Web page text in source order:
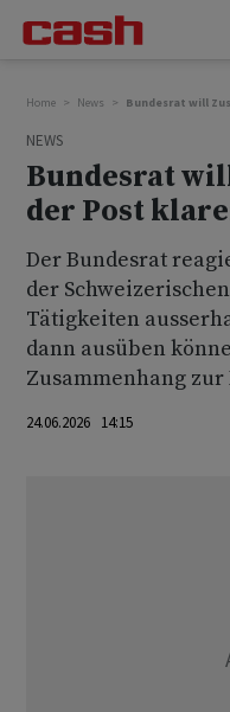
Home News Bundesrat will
NEWS
Bundesrat
der Post
Der Bundesrat
der
Tätigkeiten
dann ausüben
Zusammenhang
24.06.2026 14:15